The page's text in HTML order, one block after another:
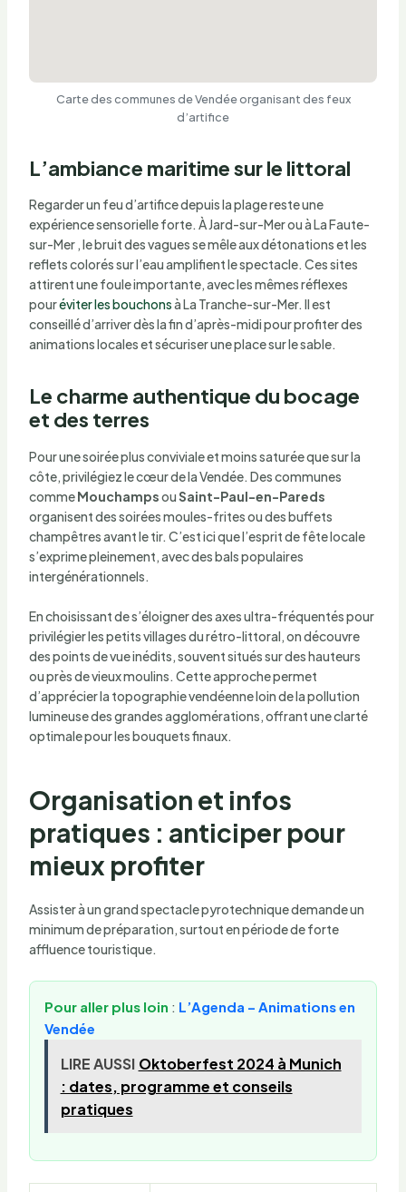
Carte des communes de Vendée organisant des feux
d’artifice
L’ambiance maritime sur le littoral
Regarder un feu d’artifice depuis la plage reste une
expérience sensorielle forte. À Jard-sur-Mer ou à La Faute-
sur-Mer , le bruit des vagues se mêle aux détonations et les
reflets colorés sur l’eau amplifient le spectacle. Ces sites
attirent une foule importante, avec les mêmes réflexes
pouréviter les bouchonsà La Tranche-sur-Mer. Il est
conseillé d’arriver dès la fin d’après-midi pour profiter des
animations locales et sécuriser une place sur le sable.
Le charme authentique du bocage
et des terres
Pour une soirée plus conviviale et moins saturée que sur la
côte, privilégiez le cœur de la Vendée. Des communes
commeMouchampsouSaint-Paul-en-Pareds
organisent des soirées moules-frites ou des buffets
champêtres avant le tir. C’est ici que l’esprit de fête locale
s’exprime pleinement, avec des bals populaires
intergénérationnels.
En choisissant de s’éloigner des axes ultra-fréquentés pour
privilégier les petits villages du rétro-littoral, on découvre
des points de vue inédits, souvent situés sur des hauteurs
ou près de vieux moulins. Cette approche permet
d’apprécier la topographie vendéenne loin de la pollution
lumineuse des grandes agglomérations, offrant une clarté
optimale pour les bouquets finaux.
Organisation et infos
pratiques : anticiper pour
mieux profiter
Assister à un grand spectacle pyrotechnique demande un
minimum de préparation, surtout en période de forte
affluence touristique.
Pour aller plus loin : L’Agenda – Animations en
Vendée
LIRE AUSSI Oktoberfest 2024 à Munich
: dates, programme et conseils
pratiques